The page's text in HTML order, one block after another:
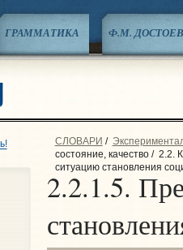
ГРАММАТИКА Ф.М.
СЛОВАРИ /
состояние, качество/ 2.2.
ситуацию становления
2.2.1.5.